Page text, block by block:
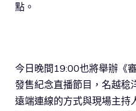
點。
今日晚間19:00也將舉辦《
發售紀念直播節目，名越稔
遠端連線的方式與現場主持